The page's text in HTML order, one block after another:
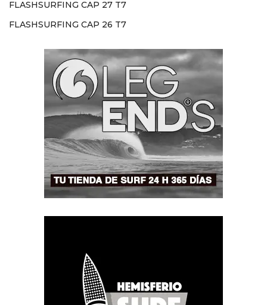
FLASHSURFING CAP 27 T7
FLASHSURFING CAP 26 T7